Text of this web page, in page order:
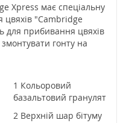
Xpress має спеціальну
цвяхів "Cambridge
для прибивання цвяхів
гонту на
1 Кольоровий
базальтовий гранулят
2 Верхній шар бітуму